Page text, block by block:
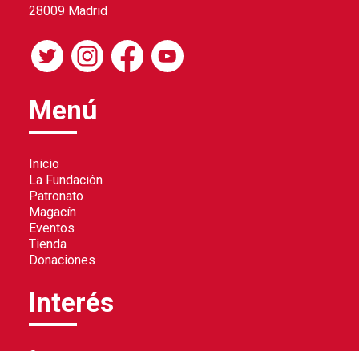
28009 Madrid
Menú
Inicio
La Fundación
Patronato
Magacín
Eventos
Tienda
Donaciones
Interés